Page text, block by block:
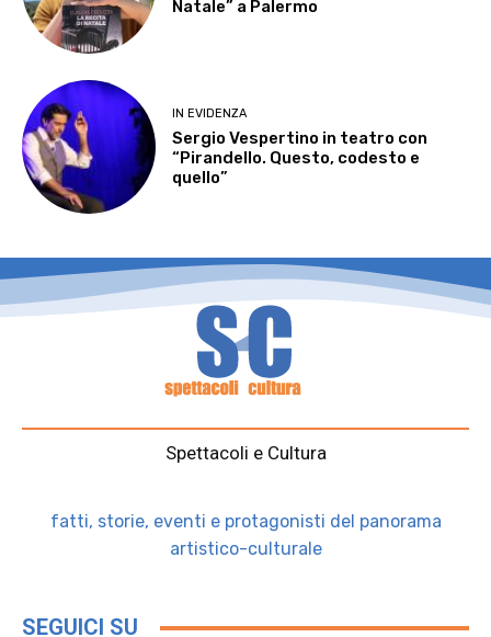
Natale” a Palermo
IN EVIDENZA
Sergio Vespertino in teatro con
“Pirandello. Questo, codesto e
quello”
Spettacoli e Cultura
fatti, storie, eventi e protagonisti del panorama
artistico-culturale
SEGUICI SU